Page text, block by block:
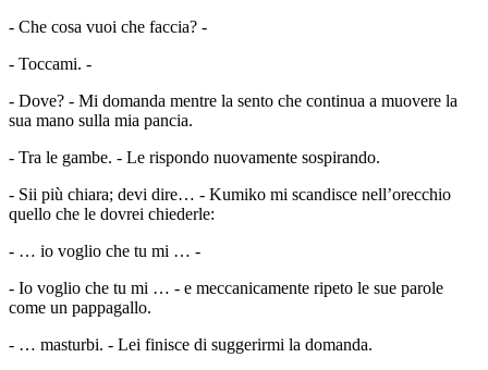
- Che cosa vuoi che faccia? -
- Toccami. -
- Dove? - Mi domanda mentre la sento che continua a muovere la
sua mano sulla mia pancia.
- Tra le gambe. - Le rispondo nuovamente sospirando.
- Sii più chiara; devi dire… - Kumiko mi scandisce nell’orecchio
quello che le dovrei chiederle:
- … io voglio che tu mi … -
- Io voglio che tu mi … - e meccanicamente ripeto le sue parole
come un pappagallo.
- … masturbi. - Lei finisce di suggerirmi la domanda.